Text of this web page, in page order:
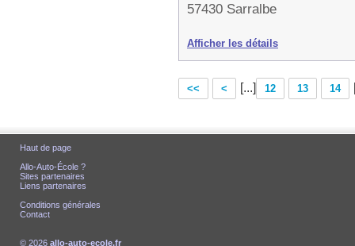
57430 Sarralbe
Afficher les détails
<< < [...] 12 13 14
Haut de page
Allo-Auto-École ?
Sites partenaires
Liens partenaires
Conditions générales
Contact
© 2026 allo-auto-ecole.fr